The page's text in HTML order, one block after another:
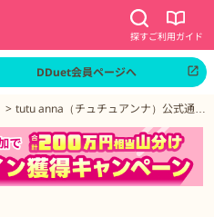
探すご利用ガイド
DDuet会員ページへ
tutu anna（チュチュアンナ）公式通販